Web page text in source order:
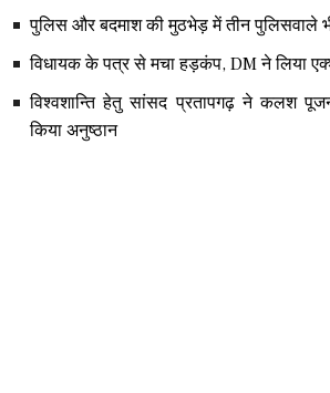
पुलिस और बदमाश की मुठभेड़ में तीन पुलिसवाले
विधायक के पत्र से मचा हड़कंप, DM ने लिया
विश्वशान्ति हेतु सांसद प्रतापगढ़ ने कलश
किया अनुष्ठान